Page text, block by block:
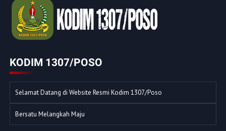
KODIM 1307/POSO
Selamat Datang di Website Resmi Kodim 1307/Poso
Bersatu Melangkah Maju